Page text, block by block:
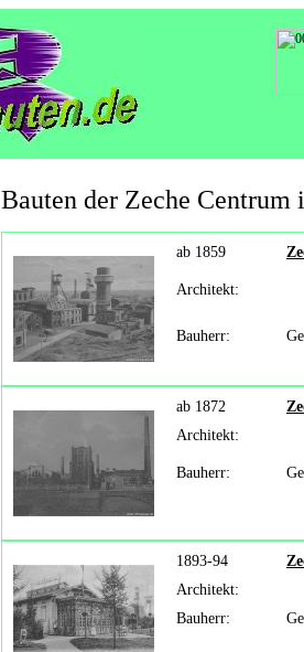
Bauten der Zeche Centrum
ab 1859
Architekt:
Bauherr:
ab 1872
Architekt:
Bauherr:
1893-94
Architekt:
Bauherr: